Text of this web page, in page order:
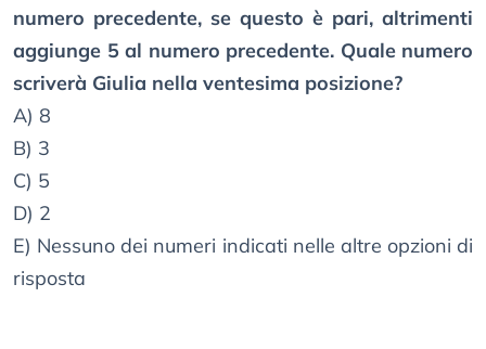
numero precedente, se questo è pari, altrimenti
aggiunge 5 al numero precedente. Quale numero
scriverà Giulia nella ventesima posizione?
A) 8
B) 3
C) 5
D) 2
E) Nessuno dei numeri indicati nelle altre opzioni di
risposta